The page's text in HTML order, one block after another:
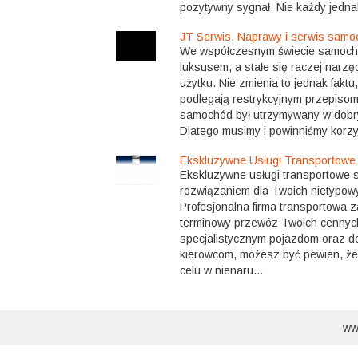
pozytywny sygnał. Nie każdy
JT Serwis. Naprawy i serwis
We współczesnym świecie
luksusem, a stałe się raczej
użytku. Nie zmienia to jednak
podlegają restrykcyjnym
samochód był utrzymywany w
Dlatego musimy i powinniśmy
Ekskluzywne Usługi
Ekskluzywne usługi transportowe
rozwiązaniem dla Twoich
Profesjonalna firma transportowa
terminowy przewóz Twoich
specjalistycznym pojazdom oraz
kierowcom, możesz być pewien,
celu w nienaru...